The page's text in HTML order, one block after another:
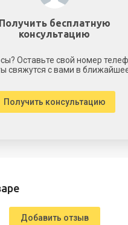
Получить бесплатную
консультацию
Оставьте свой номер
свяжутся с вами в
Получить консультацию
Добавить отзыв